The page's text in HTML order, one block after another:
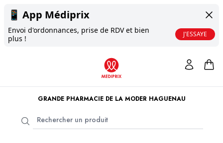
📱 App Médiprix
Envoi d'ordonnances, prise de RDV et bien
plus !
J'ESSAYE
GRANDE PHARMACIE DE LA MODER HAGUENAU